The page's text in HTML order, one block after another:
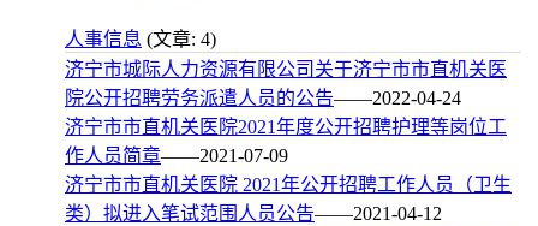
人事信息 (文章: 4)
济宁市城际人力资源有限公司关于济宁市市直机关医
院公开招聘劳务派遣人员的公告——2022-04-24
济宁市市直机关医院2021年度公开招聘护理等岗位工
作人员简章——2021-07-09
济宁市市直机关医院 2021年公开招聘工作人员（卫生
类）拟进入笔试范围人员公告——2021-04-12